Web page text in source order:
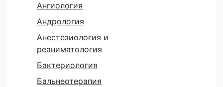
Ангиология
Андрология
Анестезиология и
реаниматология
Бактериология
Бальнеотерапия